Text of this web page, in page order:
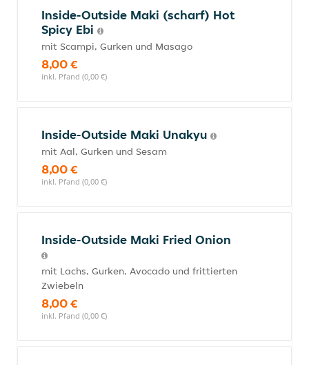
Inside-Outside Maki (scharf) Hot
Spicy Ebi
mit Scampi, Gurken und Masago
8,00 €
inkl. Pfand (0,00 €)
Inside-Outside Maki Unakyu
mit Aal, Gurken und Sesam
8,00 €
inkl. Pfand (0,00 €)
Inside-Outside Maki Fried Onion
mit Lachs, Gurken, Avocado und frittierten
Zwiebeln
8,00 €
inkl. Pfand (0,00 €)